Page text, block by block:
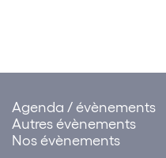
Agenda / évènements
Autres évènements
Nos évènements